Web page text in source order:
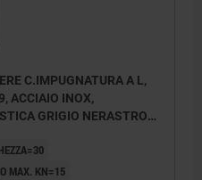
C.IMPUGNATURA A L,
ACCIAIO INOX,
GRIGIO NERASTRO
MAX. KN=15